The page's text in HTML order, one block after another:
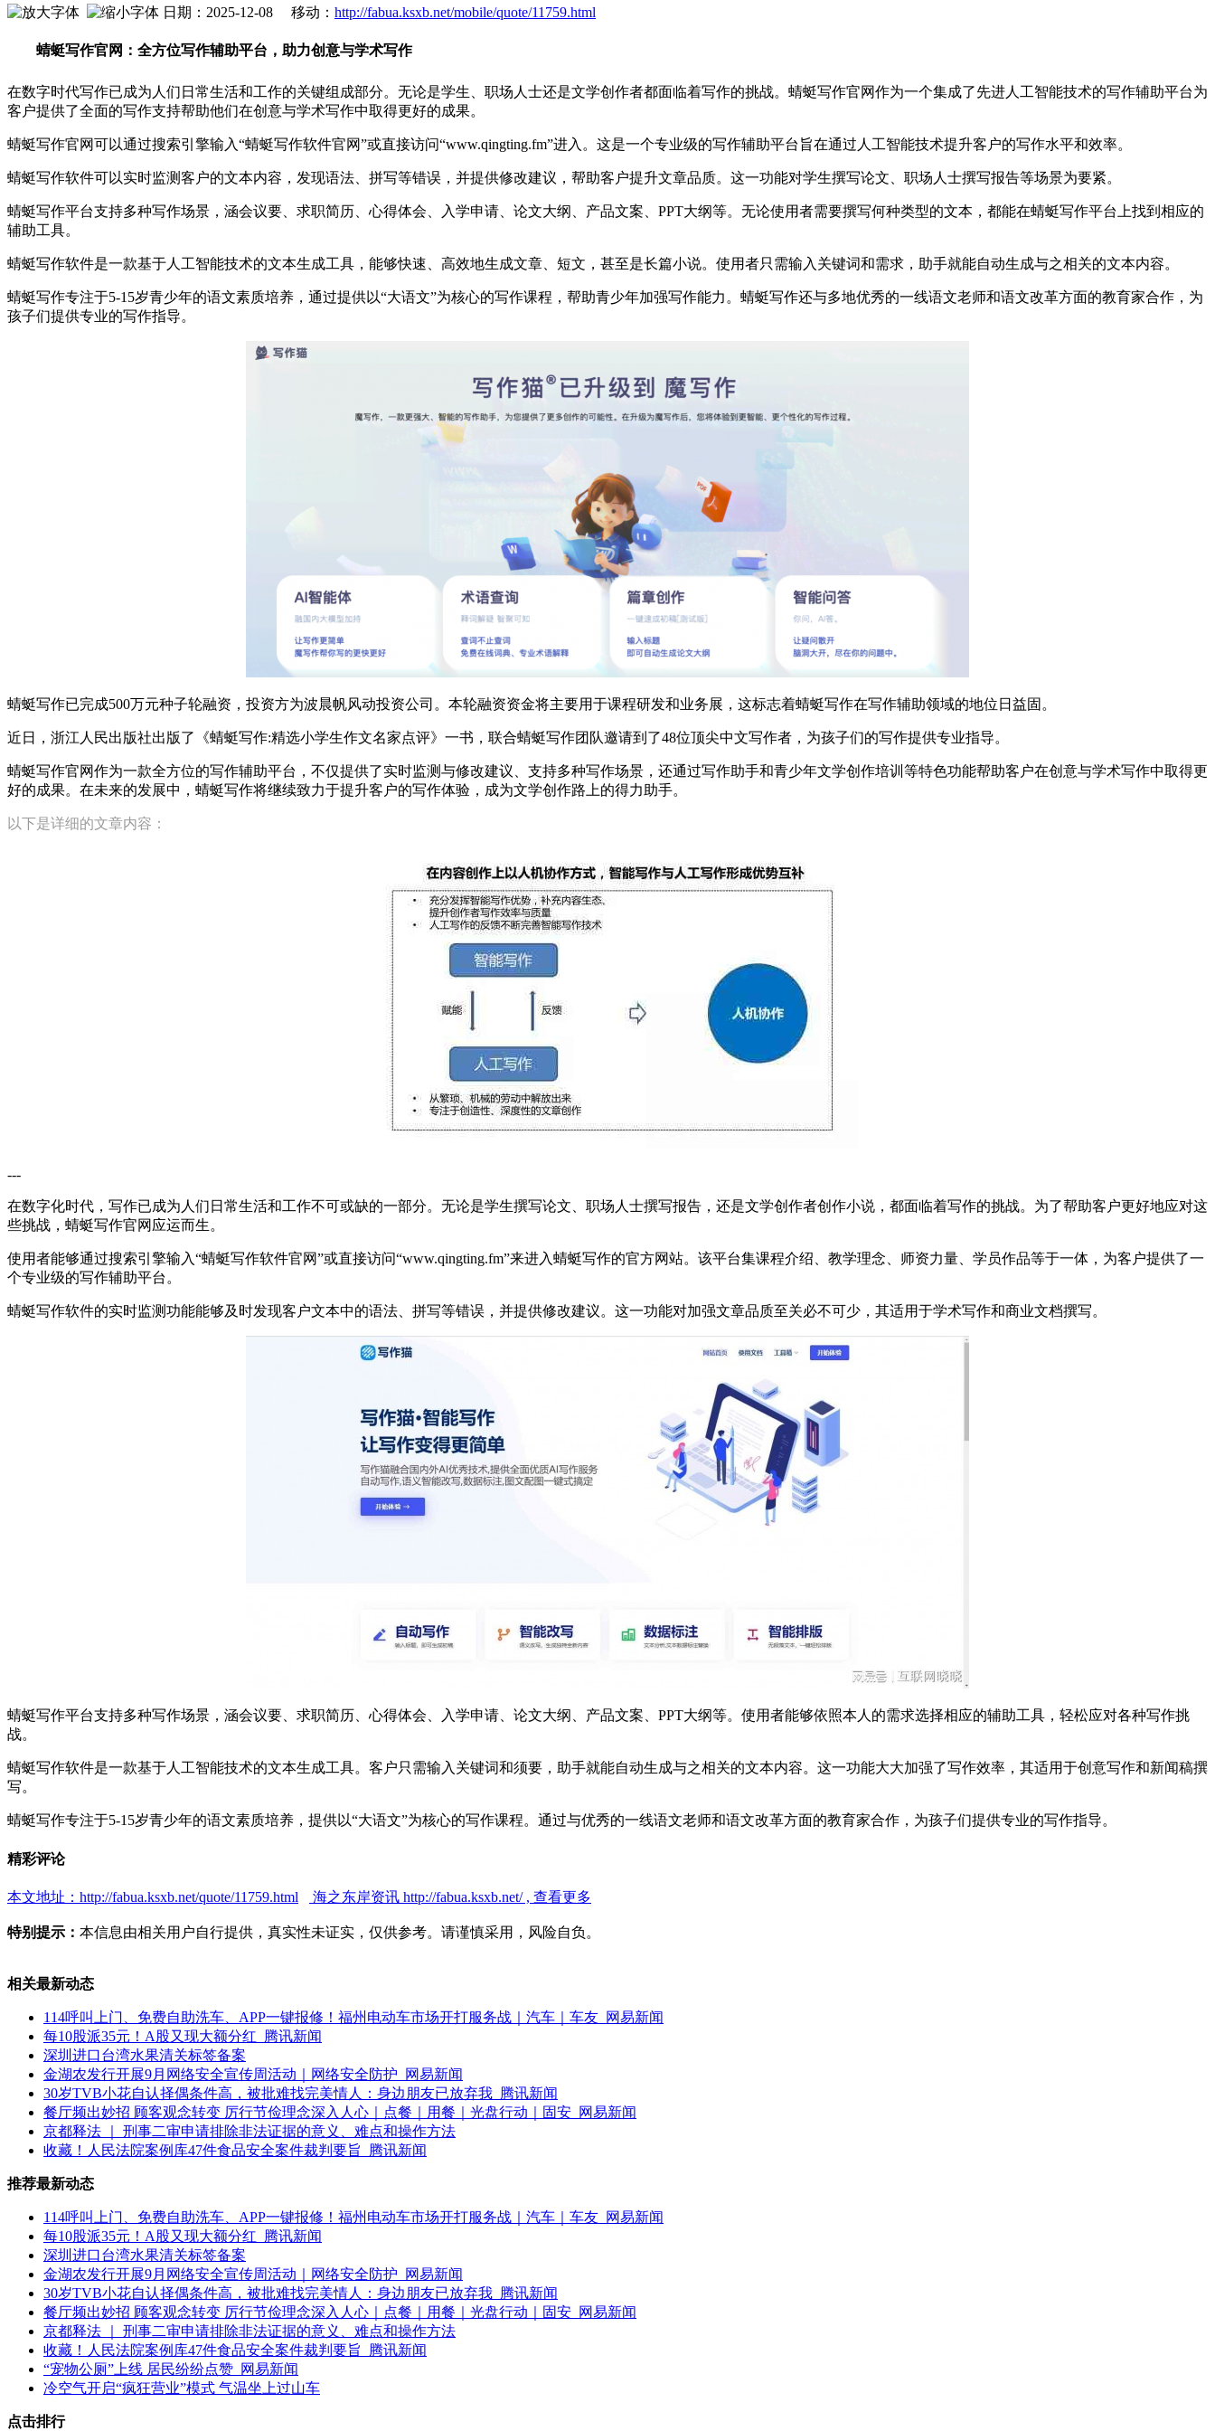
日期：2025-12-08 移动： http://fabua.ksxb.net/mobile/quote/11759.html
蜻蜓写作官网：全方位写作辅助平台，助力创意与学术写作
在数字时代写作已成为人们日常生活和工作的关键组成部分。无论是学生、职场人士还是文学创作者都面临着写作的挑战。蜻蜓写作官网作为一个集成了先进人工智能技术的写作辅助平台为
客户提供了全面的写作支持帮助他们在创意与学术写作中取得更好的成果。
蜻蜓写作官网可以通过搜索引擎输入“蜻蜓写作软件官网”或直接访问“www.qingting.fm”进入。这是一个专业级的写作辅助平台旨在通过人工智能技术提升客户的写作水平和效率。
蜻蜓写作软件可以实时监测客户的文本内容，发现语法、拼写等错误，并提供修改建议，帮助客户提升文章品质。这一功能对学生撰写论文、职场人士撰写报告等场景为要紧。
蜻蜓写作平台支持多种写作场景，涵会议要、求职简历、心得体会、入学申请、论文大纲、产品文案、PPT大纲等。无论使用者需要撰写何种类型的文本，都能在蜻蜓写作平台上找到相应的
辅助工具。
蜻蜓写作软件是一款基于人工智能技术的文本生成工具，能够快速、高效地生成文章、短文，甚至是长篇小说。使用者只需输入关键词和需求，助手就能自动生成与之相关的文本内容。
蜻蜓写作专注于5-15岁青少年的语文素质培养，通过提供以“大语文”为核心的写作课程，帮助青少年加强写作能力。蜻蜓写作还与多地优秀的一线语文老师和语文改革方面的教育家合作，为
孩子们提供专业的写作指导。
蜻蜓写作已完成500万元种子轮融资，投资方为波晨帆风动投资公司。本轮融资资金将主要用于课程研发和业务展，这标志着蜻蜓写作在写作辅助领域的地位日益固。
近日，浙江人民出版社出版了《蜻蜓写作:精选小学生作文名家点评》一书，联合蜻蜓写作团队邀请到了48位顶尖中文写作者，为孩子们的写作提供专业指导。
蜻蜓写作官网作为一款全方位的写作辅助平台，不仅提供了实时监测与修改建议、支持多种写作场景，还通过写作助手和青少年文学创作培训等特色功能帮助客户在创意与学术写作中取得更
好的成果。在未来的发展中，蜻蜓写作将继续致力于提升客户的写作体验，成为文学创作路上的得力助手。
以下是详细的文章内容：
---
在数字化时代，写作已成为人们日常生活和工作不可或缺的一部分。无论是学生撰写论文、职场人士撰写报告，还是文学创作者创作小说，都面临着写作的挑战。为了帮助客户更好地应对这
些挑战，蜻蜓写作官网应运而生。
使用者能够通过搜索引擎输入“蜻蜓写作软件官网”或直接访问“www.qingting.fm”来进入蜻蜓写作的官方网站。该平台集课程介绍、教学理念、师资力量、学员作品等于一体，为客户提供了一
个专业级的写作辅助平台。
蜻蜓写作软件的实时监测功能能够及时发现客户文本中的语法、拼写等错误，并提供修改建议。这一功能对加强文章品质至关必不可少，其适用于学术写作和商业文档撰写。
蜻蜓写作平台支持多种写作场景，涵会议要、求职简历、心得体会、入学申请、论文大纲、产品文案、PPT大纲等。使用者能够依照本人的需求选择相应的辅助工具，轻松应对各种写作挑
战。
蜻蜓写作软件是一款基于人工智能技术的文本生成工具。客户只需输入关键词和须要，助手就能自动生成与之相关的文本内容。这一功能大大加强了写作效率，其适用于创意写作和新闻稿撰
写。
蜻蜓写作专注于5-15岁青少年的语文素质培养，提供以“大语文”为核心的写作课程。通过与优秀的一线语文老师和语文改革方面的教育家合作，为孩子们提供专业的写作指导。
精彩评论
本文地址：http://fabua.ksxb.net/quote/11759.html 海之东岸资讯 http://fabua.ksxb.net/ , 查看更多
特别提示： 本信息由相关用户自行提供，真实性未证实，仅供参考。请谨慎采用，风险自负。
相关最新动态
114呼叫上门、免费自助洗车、APP一键报修！福州电动车市场开打服务战｜汽车｜车友_网易新闻
每10股派35元！A股又现大额分红_腾讯新闻
深圳进口台湾水果清关标签备案
金湖农发行开展9月网络安全宣传周活动｜网络安全防护_网易新闻
30岁TVB小花自认择偶条件高，被批难找完美情人：身边朋友已放弃我_腾讯新闻
餐厅频出妙招 顾客观念转变 厉行节俭理念深入人心｜点餐｜用餐｜光盘行动｜固安_网易新闻
京都释法 ｜ 刑事二审申请排除非法证据的意义、难点和操作方法
收藏！人民法院案例库47件食品安全案件裁判要旨_腾讯新闻
推荐最新动态
114呼叫上门、免费自助洗车、APP一键报修！福州电动车市场开打服务战｜汽车｜车友_网易新闻
每10股派35元！A股又现大额分红_腾讯新闻
深圳进口台湾水果清关标签备案
金湖农发行开展9月网络安全宣传周活动｜网络安全防护_网易新闻
30岁TVB小花自认择偶条件高，被批难找完美情人：身边朋友已放弃我_腾讯新闻
餐厅频出妙招 顾客观念转变 厉行节俭理念深入人心｜点餐｜用餐｜光盘行动｜固安_网易新闻
京都释法 ｜ 刑事二审申请排除非法证据的意义、难点和操作方法
收藏！人民法院案例库47件食品安全案件裁判要旨_腾讯新闻
“宠物公厕”上线 居民纷纷点赞_网易新闻
冷空气开启“疯狂营业”模式 气温坐上过山车
点击排行